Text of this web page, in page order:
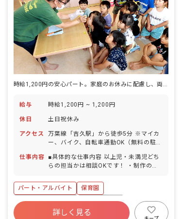
時給1,200円の安心パート。家庭のお休みに配慮し、両立を全力サポート。
給与 時給1,200円 ~ 1,200円
休日 土日祝休み
アクセス
万葉線「吉久駅」から徒歩5分 ※マイカ
ー、バイク、自転車通勤OK（無料の駐車
仕事内容
■具体的な仕事内容 以上児・未満児どち
らの担当かは相談OKです！ ・制作の準
こと 子どもにも職員にも保護者にも笑顔
で関わること。 ＜クラス定員＞ 0歳児ク
ラス 7名／職員2～3名 1歳児クラス
11名／職員2名 2歳児クラス 12名／職
パート・アルバイト
保育園
ボーナス・賞与あり
社会保険完備
有給 福利厚生充実
詳しく見る